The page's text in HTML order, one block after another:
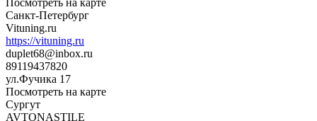
Посмотреть на карте
Санкт-Петербург
Vituning.ru
https://vituning.ru
duplet68@inbox.ru
89119437820
ул.Фучика 17
Посмотреть на карте
Сургут
AVTONASTILE